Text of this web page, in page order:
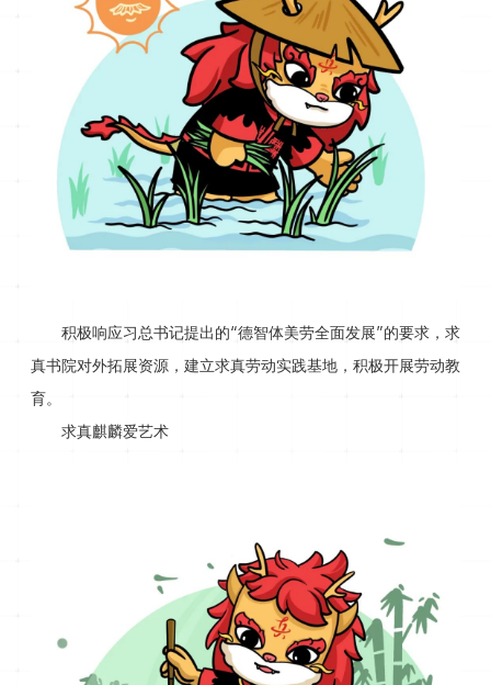
积极响应习总书记提出的“德智体美劳全面发展”的要求，求
真书院对外拓展资源，建立求真劳动实践基地，积极开展劳动教
育。
求真麒麟爱艺术